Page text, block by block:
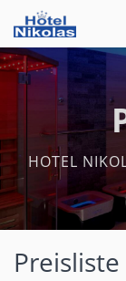
HOTEL
Preisliste